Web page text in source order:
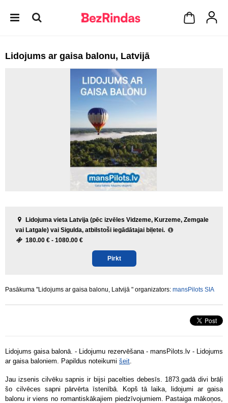
Lidojums ar gaisa balonu, Latvijā
Lidojuma vieta Latvija (pēc izvēles Vidzeme, Kurzeme, Zemgale
vai Latgale) vai Sigulda, atbilstoši iegādātajai biļetei.
180.00 € - 1080.00 €
Pirkt
Pasākuma "Lidojums ar gaisa balonu, Latvijā " organizators: mansPilots SIA
Lidojums gaisa balonā. - Lidojumu rezervēšana - mansPilots.lv - Lidojums
ar gaisa baloniem. Papildus noteikumi šeit.
Jau izsenis cilvēku sapnis ir bijsi pacelties debesīs. 1873.gadā divi brāļi
šo cilvēces sapni pārvērta īstenībā. Kopš tā laika, lidojumi ar gaisa
balonu ir viens no romantiskākajiem piedzīvojumiem. Pastaiga mākoņos,